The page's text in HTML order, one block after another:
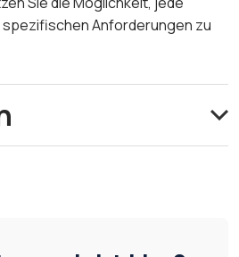
spezifischen Anforderungen zu